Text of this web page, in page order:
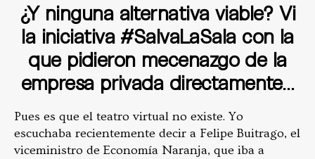
¿Y ninguna alternativa viable? Vi
la iniciativa #SalvaLaSala con la
que pidieron mecenazgo de la
empresa privada directamente…
Pues es que el teatro virtual no existe. Yo
escuchaba recientemente decir a Felipe Buitrago, el
viceministro de Economía Naranja, que iba a